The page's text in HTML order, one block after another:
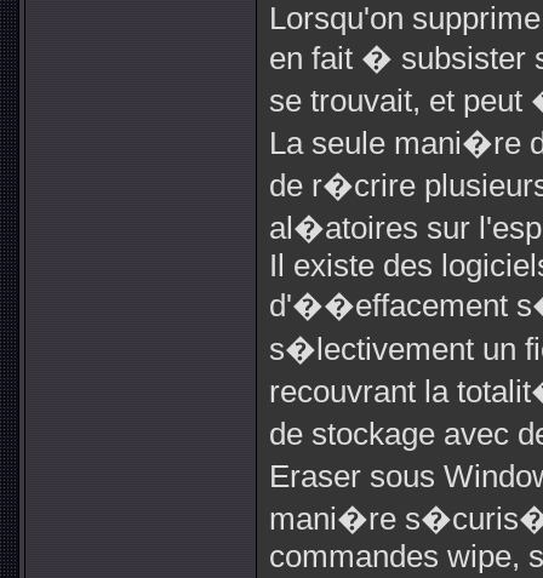
Lorsqu'on
en fait � subsister
se trouvait, et
La seule mani�re
de r�crire
al�atoires sur
Il existe des
d'��effacement
s�lectivement un
recouvrant la
de stockage avec
Eraser sous
mani�re
commandes wipe,